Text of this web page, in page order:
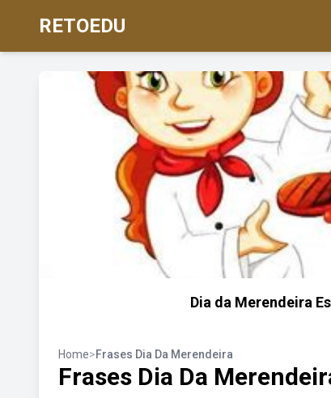
RETOEDU
Dia da Merendeira
Home>Frases Dia Da Merendeira
Frases Dia Da